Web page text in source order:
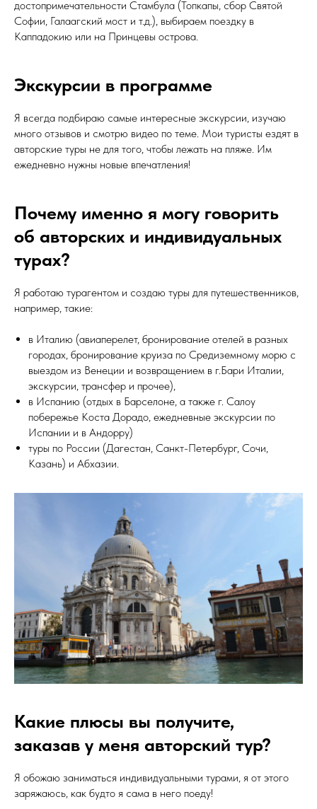
достопримечательности Стамбула (Топкапы, сбор Святой
Софии, Галаагский мост и т.д.), выбираем поездку в
Каппадокию или на Принцевы острова.
Экскурсии в программе
Я всегда подбираю самые интересные экскурсии, изучаю
много отзывов и смотрю видео по теме. Мои туристы ездят в
авторские туры не для того, чтобы лежать на пляже. Им
ежедневно нужны новые впечатления!
Почему именно я могу говорить
об авторских и индивидуальных
турах?
Я работаю турагентом и создаю туры для путешественников,
например, такие:
в Италию (авиаперелет, бронирование отелей в разных
городах, бронирование круиза по Средиземному морю с
выездом из Венеции и возвращением в г.Бари Италии,
экскурсии, трансфер и прочее),
в Испанию (отдых в Барселоне, а также г. Салоу
побережье Коста Дорадо, ежедневные экскурсии по
Испании и в Андорру)
туры по России (Дагестан, Санкт-Петербург, Сочи,
Казань) и Абхазии.
Какие плюсы вы получите,
заказав у меня авторский тур?
Я обожаю заниматься индивидуальными турами, я от этого
заряжаюсь, как будто я сама в него поеду!